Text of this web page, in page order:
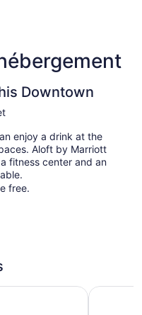
Downtown
enjoy a drink at the
Aloft by Marriott
fitness center and an
free.